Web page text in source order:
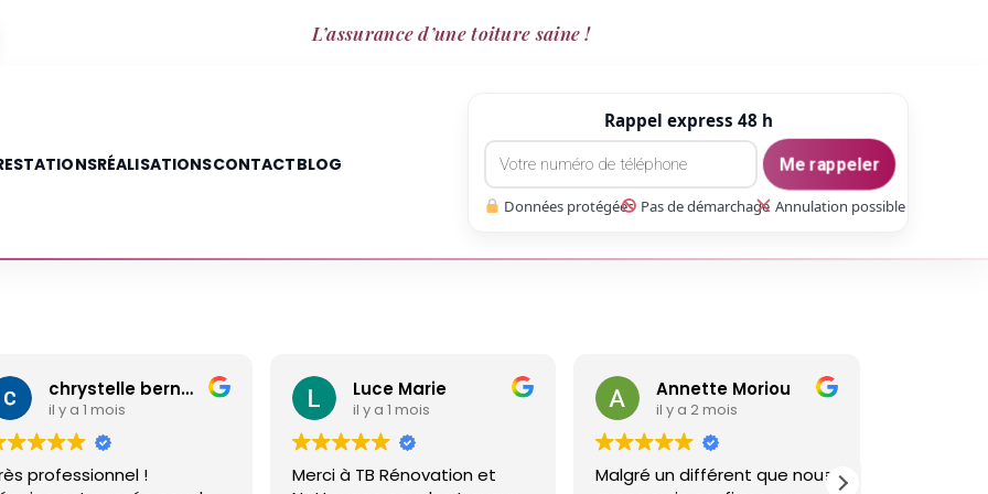
L’assurance d’une toiture saine !
RÉALISATIONSCONTACTBLOG
Rappel express 48 h
Me rappeler
Données protégées Pas de démarchage Annulation possible
Luce Marie
il y a 1 mois
à TB Rénovation et
Annette Moriou
il y a 2 mois
Malgré un différent que nous
gaetan Gate
il y a 3 mois
Réalisé un travail sur ma